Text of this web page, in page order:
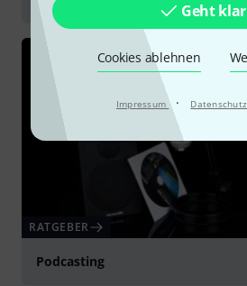
Geht klar
Cookies ablehnen
Impressum ·
RATGEBER
Podcasting